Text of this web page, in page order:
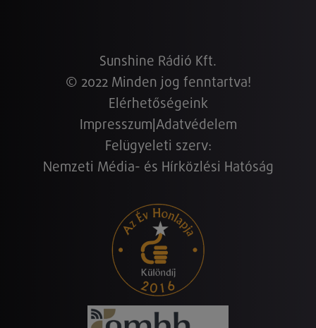
Sunshine Rádió Kft.
© 2022 Minden jog fenntartva!
Elérhetőségeink
Impresszum Adatvédelem
Felügyeleti szerv:
Nemzeti Média- és Hírközlési Hatóság